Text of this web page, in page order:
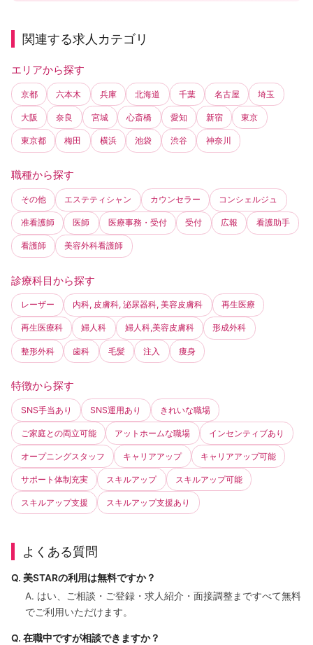
関連する求人カテゴリ
エリアから探す
京都 六本木 兵庫 北海道 千葉 名古屋 埼玉
大阪 奈良 宮城 心斎橋 愛知 新宿 東京
東京都 梅田 横浜 池袋 渋谷 神奈川
職種から探す
その他 エステティシャン カウンセラー コンシェルジュ
准看護師 医師 医療事務・受付 受付 広報 看護助手
看護師 美容外科看護師
診療科目から探す
レーザー 内科, 皮膚科, 泌尿器科, 美容皮膚科 再生医療
再生医療科 婦人科 婦人科,美容皮膚科 形成外科
整形外科 歯科 毛髪 注入 痩身
特徴から探す
SNS手当あり SNS運用あり きれいな職場
ご家庭との両立可能 アットホームな職場 インセンティブあり
オープニングスタッフ キャリアアップ キャリアアップ可能
サポート体制充実 スキルアップ スキルアップ可能
スキルアップ支援 スキルアップ支援あり
よくある質問
Q. 美STARの利用は無料ですか？
A. はい、ご相談・ご登録・求人紹介・面接調整まですべて無料
でご利用いただけます。
Q. 在職中ですが相談できますか？